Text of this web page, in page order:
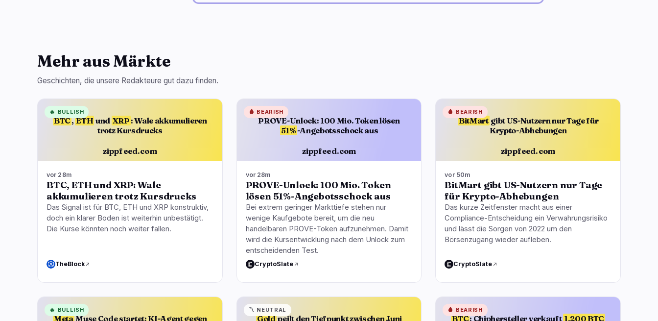
Mehr aus Märkte
Geschichten, die unsere Redakteure gut dazu finden.
BTC,ETH und XRP : Wale akkumulieren
trotz Kursdrucks
zippfeed.com
🔥 BULLISH
vor 28m
BTC, ETH und XRP: Wale
akkumulieren trotz Kursdrucks
Das Signal ist für BTC, ETH und XRP konstruktiv,
doch ein klarer Boden ist weiterhin unbestätigt.
Die Kurse könnten noch weiter fallen.
TheBlock
PROVE-Unlock: 100 Mio. Token lösen
51%-Angebotsschock aus
zippfeed.com
🩸 BEARISH
vor 28m
PROVE-Unlock: 100 Mio. Token
lösen 51%-Angebotsschock aus
Bei extrem geringer Markttiefe stehen nur
wenige Kaufgebote bereit, um die neu
handelbaren PROVE-Token aufzunehmen. Damit
wird die Kursentwicklung nach dem Unlock zum
entscheidenden Test.
CryptoSlate
BitMart gibt US-Nutzern nur Tage für
Krypto-Abhebungen
zippfeed.com
🩸 BEARISH
vor 50m
BitMart gibt US-Nutzern nur Tage
für Krypto-Abhebungen
Das kurze Zeitfenster macht aus einer
Compliance-Entscheidung ein Verwahrungsrisiko
und lässt die Sorgen von 2022 um den
Börsenzugang wieder aufleben.
CryptoSlate
MetaMuse Code startet: KI-Agent gegen
🔥 BULLISH
Goldpeilt den Tiefpunkt zwischen Juni
〽️ NEUTRAL
BTC: Chiphersteller verkauft 1.200 BTC
🩸 BEARISH